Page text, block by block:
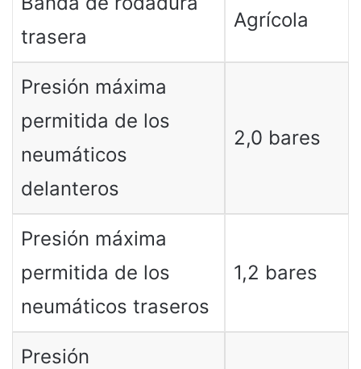
trasera
Agrícola
Presión máxima
permitida de los
neumáticos
delanteros
2,0 bares
Presión máxima
permitida de los
neumáticos traseros
1,2 bares
Presión